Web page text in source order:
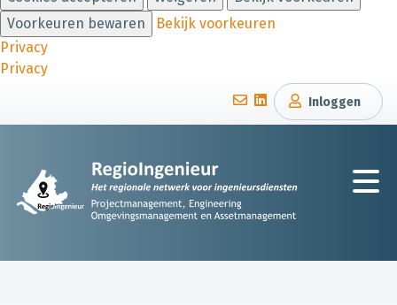
Voorkeuren bewaren
Bekijk voorkeuren
Privacy
Privacy
Inloggen